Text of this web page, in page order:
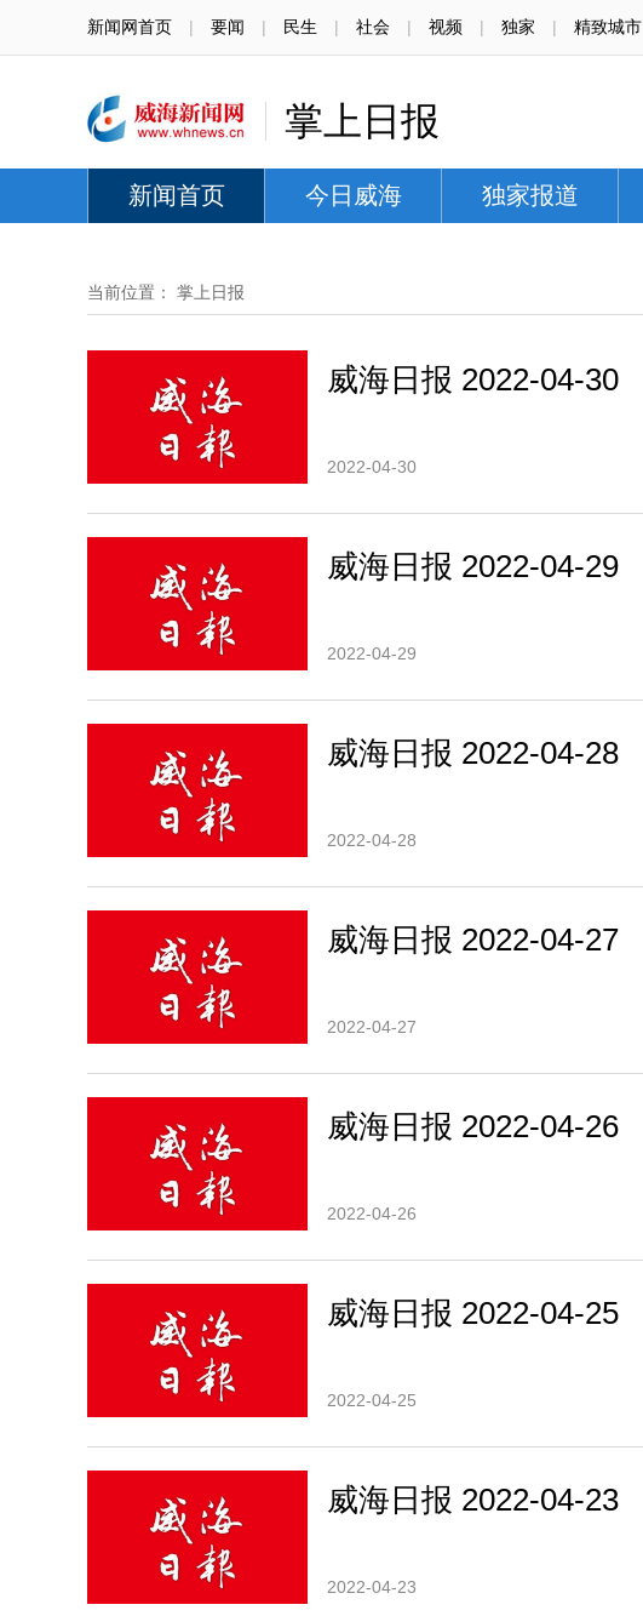
新闻网首页 | 要闻 | 民生 | 社会 | 视频 | 独家 | 精致城市
掌上日报
新闻首页 今日威海 独家报道
当前位置： 掌上日报
威海日报 2022-04-30
2022-04-30
威海日报 2022-04-29
2022-04-29
威海日报 2022-04-28
2022-04-28
威海日报 2022-04-27
2022-04-27
威海日报 2022-04-26
2022-04-26
威海日报 2022-04-25
2022-04-25
威海日报 2022-04-23
2022-04-23